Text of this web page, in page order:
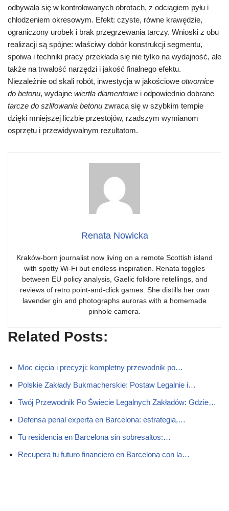
odbywała się w kontrolowanych obrotach, z odciągiem pyłu i
chłodzeniem okresowym. Efekt: czyste, równe krawędzie,
ograniczony urobek i brak przegrzewania tarczy. Wnioski z obu
realizacji są spójne: właściwy dobór konstrukcji segmentu,
spoiwa i techniki pracy przekłada się nie tylko na wydajność, ale
także na trwałość narzędzi i jakość finalnego efektu.
Niezależnie od skali robót, inwestycja w jakościowe otwornice
do betonu, wydajne wiertła diamentowe i odpowiednio dobrane
tarcze do szlifowania betonu zwraca się w szybkim tempie
dzięki mniejszej liczbie przestojów, rzadszym wymianom
osprzętu i przewidywalnym rezultatom.
Renata Nowicka
Kraków-born journalist now living on a remote Scottish island
with spotty Wi-Fi but endless inspiration. Renata toggles
between EU policy analysis, Gaelic folklore retellings, and
reviews of retro point-and-click games. She distills her own
lavender gin and photographs auroras with a homemade
pinhole camera.
Related Posts:
Moc cięcia i precyzji: kompletny przewodnik po…
Polskie Zakłady Bukmacherskie: Postaw Legalnie i…
Twój Przewodnik Po Świecie Legalnych Zakładów: Gdzie…
Defensa penal experta en Barcelona: estrategia,…
Tu residencia en Barcelona sin sobresaltos:…
Recupera tu futuro financiero en Barcelona con la…